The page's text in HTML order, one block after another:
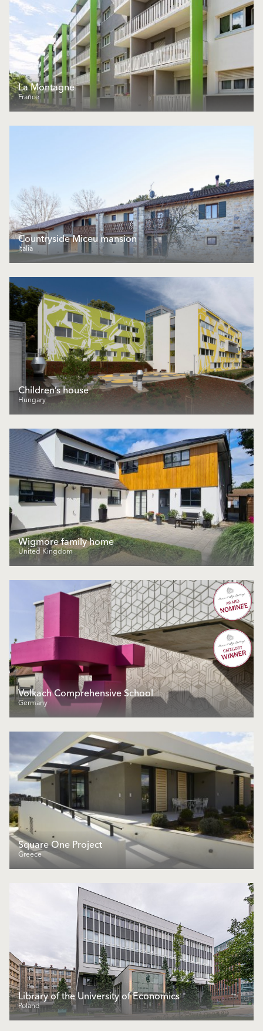
La Montagne
France
Countryside Miceu mansion
Italia
Children’s house
Hungary
Wigmore family home
United Kingdom
Volkach Comprehensive School
Germany
Square One Project
Greece
Library of the University of Economics
Poland